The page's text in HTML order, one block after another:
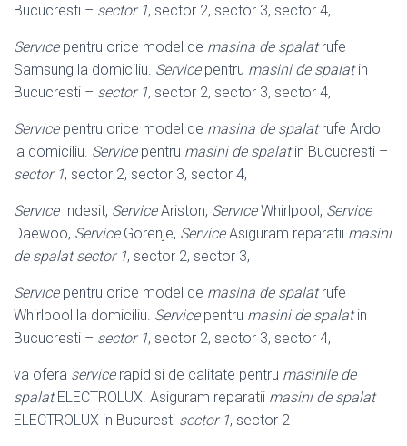
Bucucresti – sector 1, sector 2, sector 3, sector 4,
Servicepentru orice model de masina de spalatrufe
Samsung la domiciliu. Servicepentru masini de spalatin
Bucucresti – sector 1, sector 2, sector 3, sector 4,
Servicepentru orice model de masina de spalatrufe Ardo
la domiciliu. Servicepentru masini de spalatin Bucucresti –
sector 1, sector 2, sector 3, sector 4,
ServiceIndesit, ServiceAriston, ServiceWhirlpool, Service
Daewoo, ServiceGorenje, ServiceAsiguram reparatii masini
de spalat sector 1, sector 2, sector 3,
Servicepentru orice model de masina de spalatrufe
Whirlpool la domiciliu. Servicepentru masini de spalatin
Bucucresti – sector 1, sector 2, sector 3, sector 4,
va ofera servicerapid si de calitate pentru masinile de
spalatELECTROLUX. Asiguram reparatii masini de spalat
ELECTROLUX in Bucuresti sector 1, sector 2